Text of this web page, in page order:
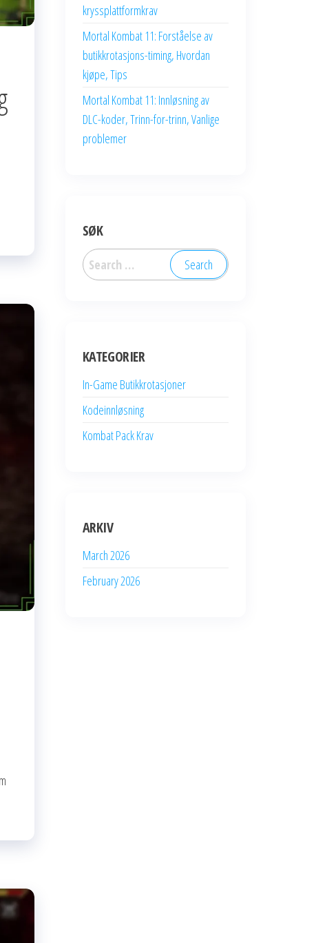
kryssplattformkrav
Mortal Kombat 11: Forståelse av
butikkrotasjons-timing, Hvordan
kjøpe, Tips
Mortal Kombat 11: Innløsning av
DLC-koder, Trinn-for-trinn, Vanlige
problemer
SØK
Search
for:
KATEGORIER
In-Game Butikkrotasjoner
Kodeinnløsning
Kombat Pack Krav
ARKIV
March 2026
February 2026